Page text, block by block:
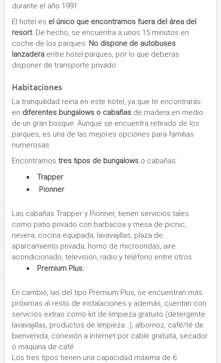
durante el año 1991.
El hotel es el único que encontramos fuera del área del
resort. De hecho, se encuentra a unos 15 minutos en
coche de los parques. No dispone de autobuses
lanzadera entre hotel-parques, por lo que deberás
disponer de transporte privado.
Habitaciones
La tranquilidad reina en este hotel, ya que te encontrarás
en diferentes bungalows o cabañas de madera en medio
de un gran bosque. Aunque se encuentra retirado de los
parques, es una de las mejores opciones para familias
numerosas.
Encontramos tres tipos de bungalows o cabañas:
Trapper
Pionner
Las cabañas Trapper y Pionner, tienen servicios tales
como patio privado con barbacoa y mesa de picnic,
nevera, cocina equipada, lavavajillas, plaza de
aparcamiento privada, horno de microondas, aire
acondicionado, televisión, radio y teléfono entre otros.
Premium Plus.
En cambio, las del tipo Premium Plus, se encuentran más
próximas al resto de instalaciones y además, cuentan con
servicios extras como kit de limpieza gratuito (detergente
lavavajillas, productos de limpieza...), albornoz, café/té de
bienvenida, conexión a Internet por cable gratuita, secador
o máquina de café.
Los tres tipos tienen una capacidad máxima de 6